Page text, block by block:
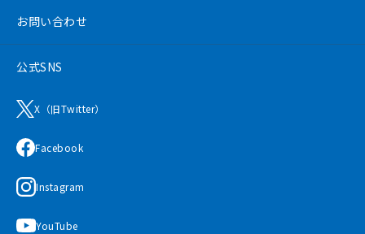
お問い合わせ
公式SNS
X（旧Twitter）
Facebook
Instagram
YouTube